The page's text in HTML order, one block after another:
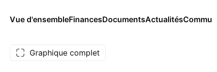
Vue d'ensembleFinancesDocumentsActualités
Graphique complet